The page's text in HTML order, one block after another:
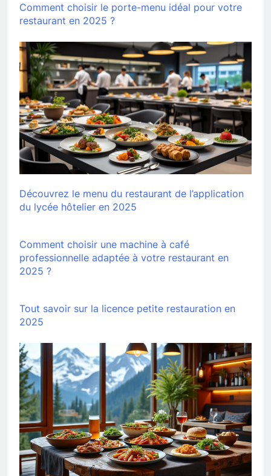
Comment choisir le porte-menu idéal pour votre
restaurant en 2025 ?
Découvrez le menu du restaurant de l’application
du lycée hôtelier en 2025
Comment choisir une machine à café
professionnelle adaptée à votre restaurant en
2025 ?
Tout savoir sur la licence petite restauration en
2025